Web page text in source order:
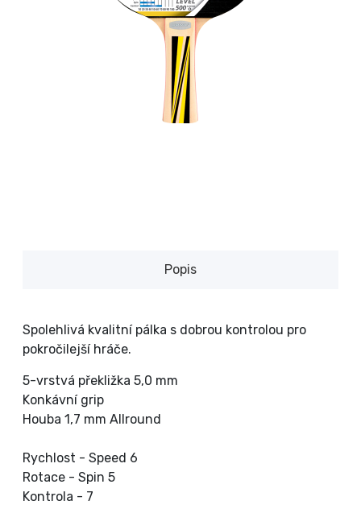
Popis
Spolehlivá kvalitní pálka s dobrou kontrolou pro
pokročilejší hráče.
5-vrstvá překližka 5,0 mm
Konkávní grip
Houba 1,7 mm Allround
Rychlost - Speed 6
Rotace - Spin 5
Kontrola - 7